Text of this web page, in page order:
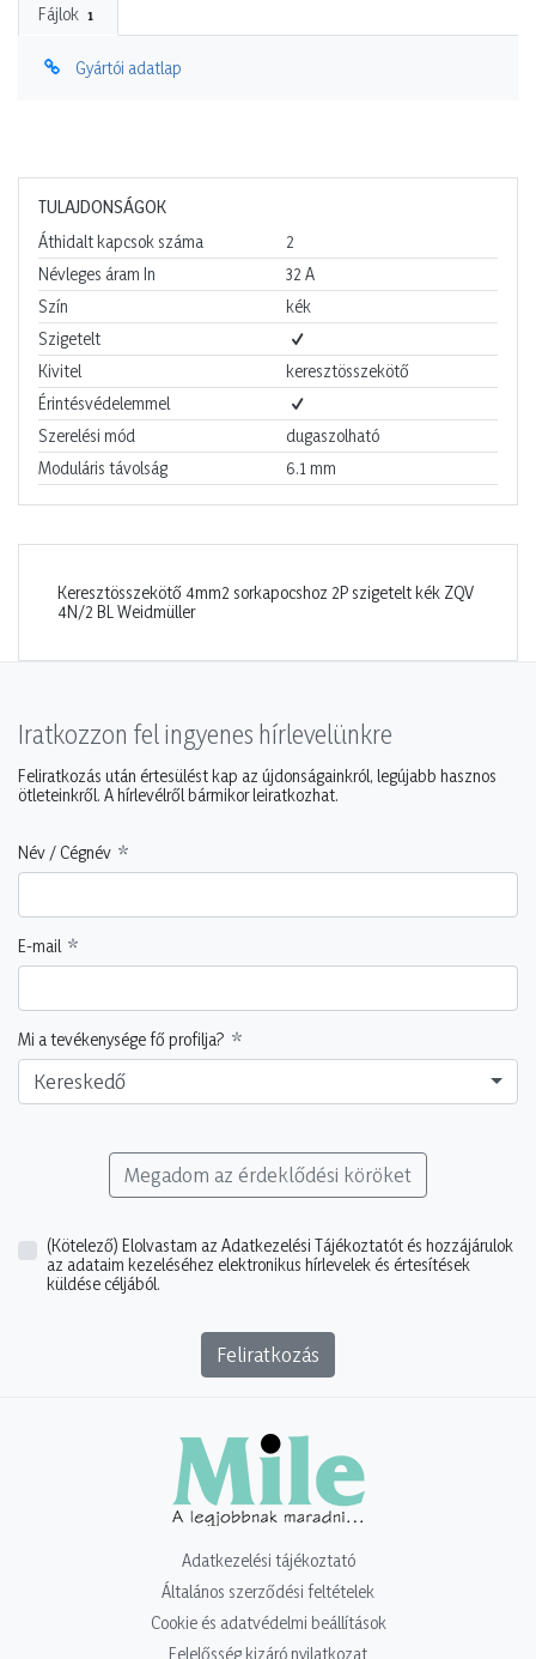
Fájlok 1
Gyártói adatlap
TULAJDONSÁGOK
Áthidalt kapcsok száma
2
Névleges áram In
32 A
Szín
kék
Szigetelt
Kivitel
keresztösszekötő
Érintésvédelemmel
Szerelési mód
dugaszolható
Moduláris távolság
6.1 mm
Keresztösszekötő 4mm2 sorkapocshoz 2P szigetelt kék ZQV
4N/2 BL Weidmüller
Iratkozzon fel ingyenes hírlevelünkre
Feliratkozás után értesülést kap az újdonságainkról, legújabb hasznos
ötleteinkről. A hírlevélről bármikor leiratkozhat.
Név / Cégnév
E-mail
Mi a tevékenysége fő profilja?
Kereskedő
Megadom az érdeklődési köröket
(Kötelező) Elolvastam az Adatkezelési Tájékoztatót és hozzájárulok
az adataim kezeléséhez elektronikus hírlevelek és értesítések
küldése céljából.
Feliratkozás
Adatkezelési tájékoztató
Általános szerződési feltételek
Cookie és adatvédelmi beállítások
Felelősség kizáró nyilatkozat